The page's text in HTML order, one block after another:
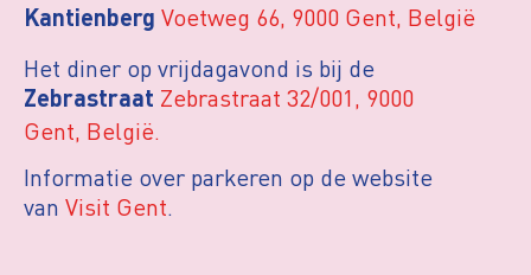
Kantienberg Voetweg 66, 9000 Gent, België
Het diner op vrijdagavond is bij de
Zebrastraat Zebrastraat 32/001, 9000
Gent, België.
Informatie over parkeren op de website
van Visit Gent.